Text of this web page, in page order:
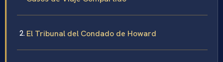
El Tribunal del Condado de Howard